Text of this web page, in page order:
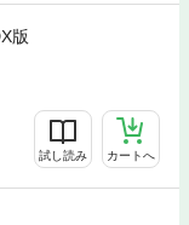
版
試し読み カートへ